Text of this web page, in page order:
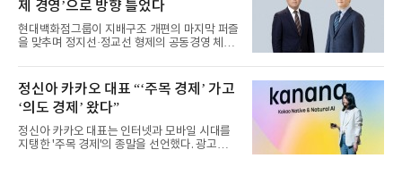
제 경영’으로 방향 틀었다
현대백화점그룹이 지배구조 개편의 마지막 퍼즐
을 맞추며 정지선·정교선 형제의 공동경영 체제
정신아 카카오 대표 “‘주목 경제’ 가고
‘의도 경제’ 왔다”
정신아 카카오 대표는 인터넷과 모바일 시대를
지탱한 '주목 경제'의 종말을 선언했다. 광고를